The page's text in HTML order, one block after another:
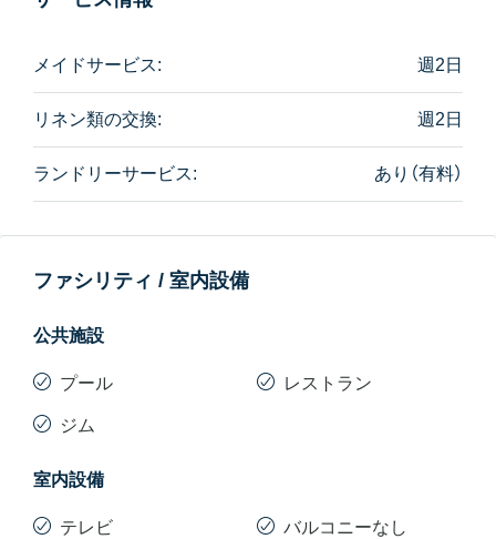
メイドサービス: 週2日
リネン類の交換: 週2日
ランドリーサービス: あり（有料）
ファシリティ / 室内設備
公共施設
プール
ジム
レストラン
室内設備
テレビ バルコニーなし